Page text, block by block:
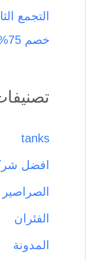
خصم 75%
tanks
افضل
الصراصير
الفئران
المدونة